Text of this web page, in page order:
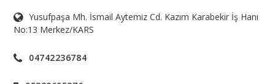
Yusufpaşa Mh. İsmail Aytemiz Cd. Kazım Karabekir İş Hanı
No:13 Merkez/KARS
04742236784